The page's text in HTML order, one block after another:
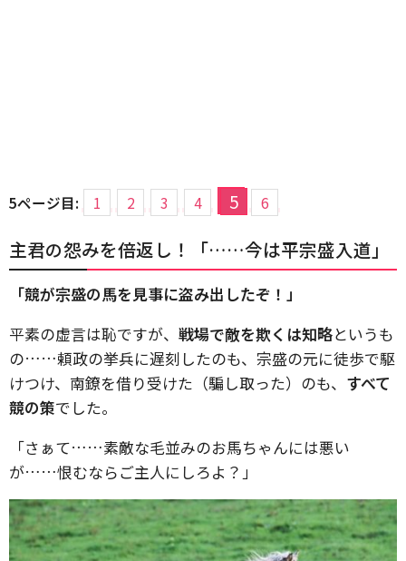
5ページ目: 1 2 3 4 5 6
主君の怨みを倍返し！「……今は平宗盛入道」
「競が宗盛の馬を見事に盗み出したぞ！」
平素の虚言は恥ですが、 戦場で敵を欺くは知略というも
の……頼政の挙兵に遅刻したのも、宗盛の元に徒歩で駆
けつけ、南鐐を借り受けた（騙し取った）のも、 すべて
競の策でした。
「さぁて……素敵な毛並みのお馬ちゃんには悪い
が……恨むならご主人にしろよ？」